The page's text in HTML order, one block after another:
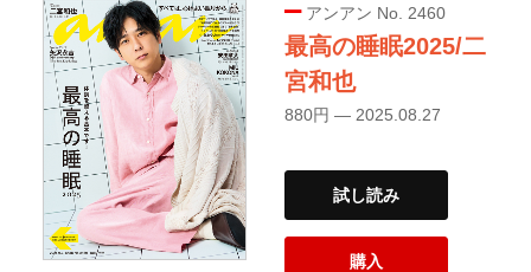
アンアン No. 2460
最高の睡眠2025/二
宮和也
880円 — 2025.08.27
試し読み
購入